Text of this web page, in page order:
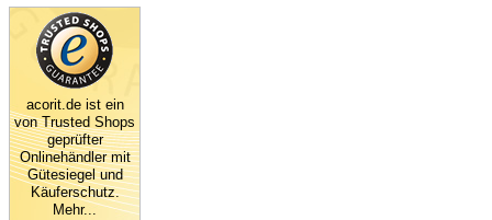
acorit.de ist ein
von Trusted Shops
geprüfter
Onlinehändler mit
Gütesiegel und
Käuferschutz.
Mehr...